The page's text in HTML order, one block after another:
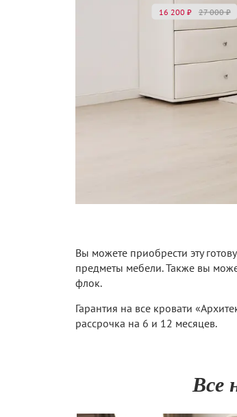
16 200 ₽ 27 000₽
Вы можете приобрести эту
предметы мебели. Также вы
флок.
Гарантия на все кровати
рассрочка на 6 и 12 месяцев.
Все